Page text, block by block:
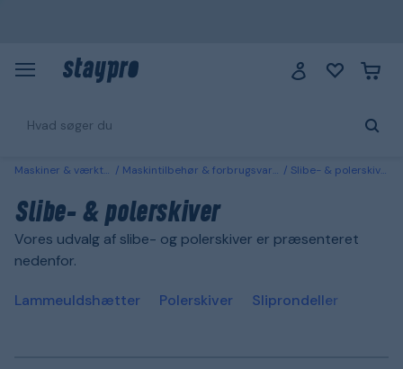
Maskiner & værktøj Maskintilbehør & forbrugsvarer Slibe- & polerskiver
Slibe- & polerskiver
Vores udvalg af slibe- og polerskiver er præsenteret
nedenfor.
Lammeuldshætter Polerskiver Sliprondeller